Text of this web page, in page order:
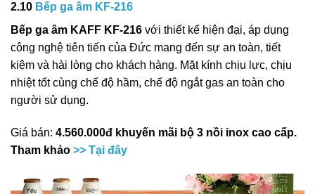
2.10 Bếp ga âm KF-216
Bếp ga âm KAFF KF-216 với thiết kế hiện đại, áp dụng
công nghệ tiên tiến của Đức mang đến sự an toàn, tiết
kiệm và hài lòng cho khách hàng. Mặt kính chịu lực, chịu
nhiệt tốt cùng chế độ hầm, chế độ ngắt gas an toàn cho
người sử dụng.
Giá bán: 4.560.000đ khuyến mãi bộ 3 nồi inox cao cấp.
Tham khảo >> Tại đây